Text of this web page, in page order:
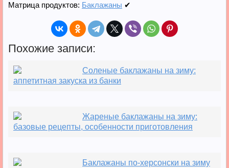
Матрица продуктов: Баклажаны ✔
Похожие записи:
Соленые баклажаны на зиму:
аппетитная закуска из банки
Жареные баклажаны на зиму:
базовые рецепты, особенности приготовления
Баклажаны по-херсонски на зиму